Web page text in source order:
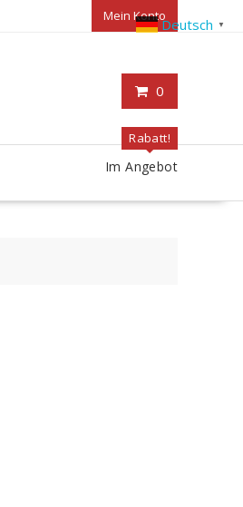
Mein Konto
0
Rabatt!
Im Angebot
Deutsch ▼